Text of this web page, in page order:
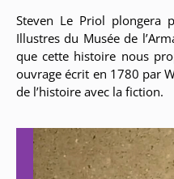
Steven Le Priol plongera
Illustres du Musée de
que cette histoire nous
ouvrage écrit en 1780 par
de l’histoire avec la fiction.